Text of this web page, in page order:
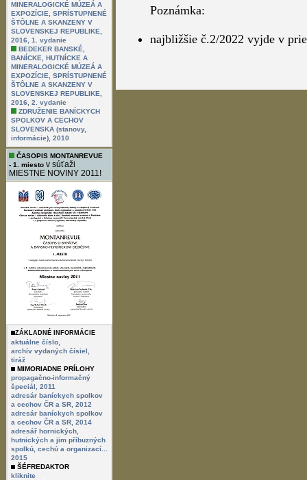
MINERALOGICKÉ MÚZEÁ A
EXPOZÍCIE, SPRÍSTUPNENÉ
ŠTÔLNE A SKANZENY V
SLOVENSKEJ REPUBLIKE,
2016, 1. vydanie
BEDEKER BANSKÉ,
BANÍCKE, HUTNÍCKE A
MINERALOGICKÉ MÚZEÁ A
EXPOZÍCIE, SPRÍSTUPNENÉ
ŠTÔLNE A SKANZENY V
SLOVENSKEJ REPUBLIKE,
2016, 2. vydanie
ZDRUŽENIE BANÍCKYCH
SPOLKOV A CECHOV
SLOVENSKA (stanovy,
informácie), 2010
ČASOPIS MONTANREVUE
- 1. miesto v súťaži
MIESTNE NOVINY 2011!
ZÁKLADNÉ INFORMÁCIE
aktuálne číslo,
archív vydaných čísiel,
tiráž
MIMORIADNE PRÍLOHY
propagačno-informačný
špeciál, 2011
adresár baníckych spolkov
a cechov ČR a SR, 2012
adresár baníckych spolkov
a cechov ČR a SR, 2014
adresář hornických,
hutnických a jim příbuzných
spolkú, cechú a organizací...
2015
ŠÉFREDAKTOR
kliknite
Poznámka:
najbližšie č.2/2022 vyjde v